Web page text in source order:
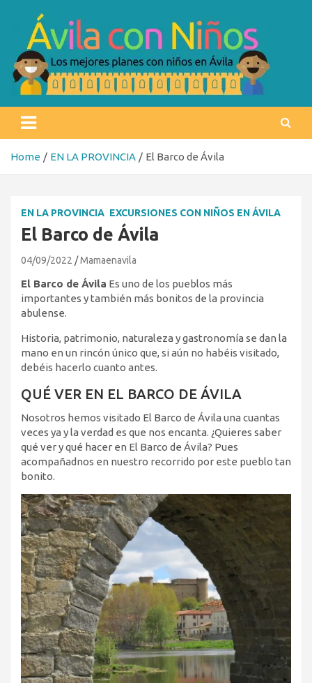
content
Ávila con niños
Home EN LA PROVINCIA El Barco de Ávila
EN LA PROVINCIA EXCURSIONES CON NIÑOS EN ÁVILA
El Barco de Ávila
04/09/2022 Mamaenavila
El Barco de Ávila Es uno de los pueblos más
importantes y también más bonitos de la provincia
abulense.
Historia, patrimonio, naturaleza y gastronomía se dan la
mano en un rincón único que, si aún no habéis visitado,
debéis hacerlo cuanto antes.
QUÉ VER EN EL BARCO DE ÁVILA
Nosotros hemos visitado El Barco de Ávila una cuantas
veces ya y la verdad es que nos encanta. ¿Quieres saber
qué ver y qué hacer en El Barco de Ávila? Pues
acompañadnos en nuestro recorrido por este pueblo tan
bonito.